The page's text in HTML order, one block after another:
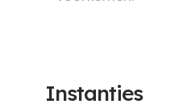
Instanties